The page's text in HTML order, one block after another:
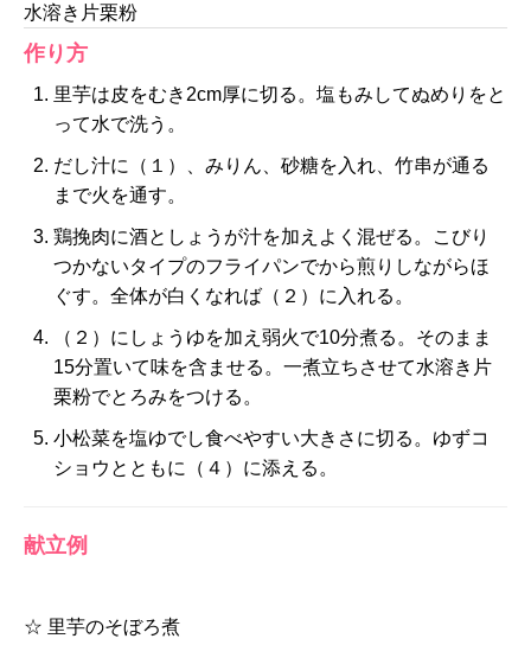
水溶き片栗粉
作り方
里芋は皮をむき2cm厚に切る。塩もみしてぬめりをと
って水で洗う。
だし汁に（１）、みりん、砂糖を入れ、竹串が通る
まで火を通す。
鶏挽肉に酒としょうが汁を加えよく混ぜる。こびり
つかないタイプのフライパンでから煎りしながらほ
ぐす。全体が白くなれば（２）に入れる。
（２）にしょうゆを加え弱火で10分煮る。そのまま
15分置いて味を含ませる。一煮立ちさせて水溶き片
栗粉でとろみをつける。
小松菜を塩ゆでし食べやすい大きさに切る。ゆずコ
ショウとともに（４）に添える。
献立例
☆ 里芋のそぼろ煮